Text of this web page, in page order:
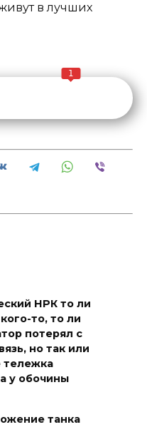
в лучших
1
НРК то ли
то, то ли
потерял с
но так или
тележка
у обочины
танка